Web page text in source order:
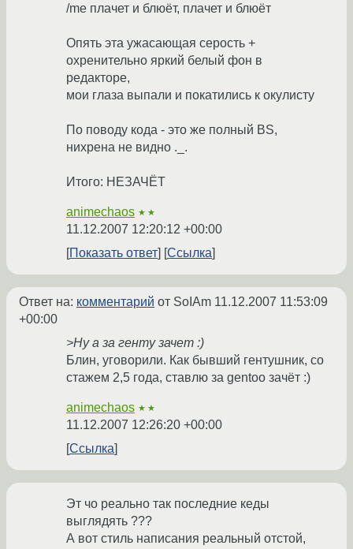
/me плачет и блюёт, плачет и блюёт
Опять эта ужасающая серость +
охренительно яркий белый фон в
редакторе,
мои глаза выпали и покатились к окулисту
По поводу кода - это же полный BS,
нихрена не видно ._.
Итого: НЕЗАЧЁТ
animechaos ★★
11.12.2007 12:20:12 +00:00
Показать ответ
Ссылка
Ответ на: комментарий от SoIAm 11.12.2007 11:53:09
+00:00
>Ну а за генту зачет :)
Блин, уговорили. Как бывший гентушник, со
стажем 2,5 года, ставлю за gentoo зачёт :)
animechaos ★★
11.12.2007 12:26:20 +00:00
Ссылка
Эт чо реально так последние кеды
выглядять ???
А вот стиль написания реальный отстой,